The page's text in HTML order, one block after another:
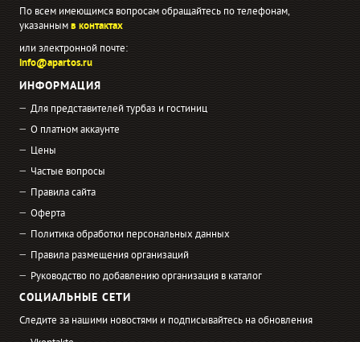
По всем имеющимся вопросам обращайтесь по телефонам,
указаннымв контактах
или электронной почте:
info@apartos.ru
ИНФОРМАЦИЯ
Для представителей турбаз и гостиниц
О платном аккаунте
Цены
Частые вопросы
Правила сайта
Оферта
Политика обработки персональных данных
Правила размещения организаций
Руководство по добавлению организация в каталог
СОЦИАЛЬНЫЕ СЕТИ
Следите за нашими новостями и подписывайтесь на обновления